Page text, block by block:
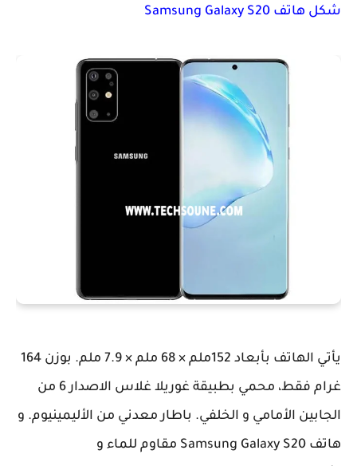
شكل هاتف Samsung Galaxy S20
يأتي الهاتف بأبعاد 152ملم × 68 ملم × 7.9 ملم. بوزن 164
غرام فقط، محمي بطبيقة غوريلا غلاس الاصدار 6 من
الجابين الأمامي و الخلفي. باطار معدني من الأليمينيوم. و
هاتف Samsung Galaxy S20 مقاوم للماء و